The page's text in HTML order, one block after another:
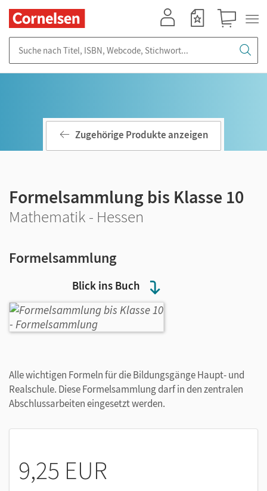
Blick ins Buch
Zugehörige Produkte anzeigen
Formelsammlung bis Klasse 10
Mathematik - Hessen
Formelsammlung
Alle wichtigen Formeln für die Bildungsgänge Haupt- und
Realschule. Diese Formelsammlung darf in den zentralen
Abschlussarbeiten eingesetzt werden.
9,25 EUR